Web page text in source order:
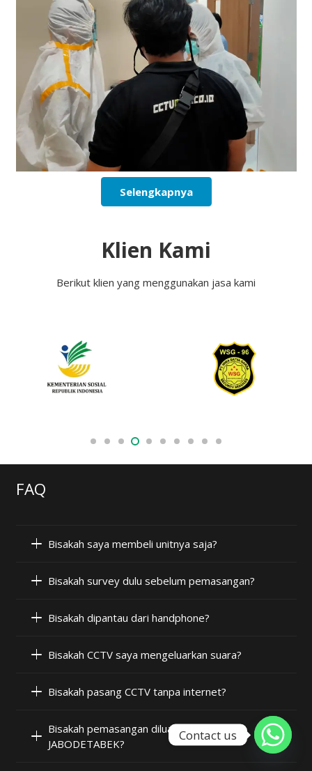
Selengkapnya
Klien Kami
Berikut klien yang menggunakan jasa kami
FAQ
Bisakah saya membeli unitnya saja?
Bisakah survey dulu sebelum pemasangan?
Bisakah dipantau dari handphone?
Bisakah CCTV saya mengeluarkan suara?
Bisakah pasang CCTV tanpa internet?
Bisakah pemasangan diluar wilayah
JABODETABEK?
Contact us